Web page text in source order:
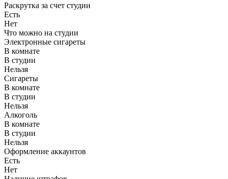
Раскрутка за счет студии
Есть
Нет
Что можно на студии
Электронные сигареты
В комнате
В студии
Нельзя
Сигареты
В комнате
В студии
Нельзя
Алкоголь
В комнате
В студии
Нельзя
Оформление аккаунтов
Есть
Нет